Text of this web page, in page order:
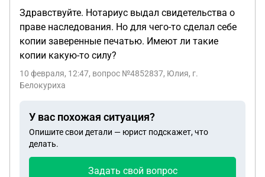
Здравствуйте. Нотариус выдал свидетельства о
праве наследования. Но для чего-то сделал себе
копии заверенные печатью. Имеют ли такие
копии какую-то силу?
10 февраля, 12:47, вопрос №4852837, Юлия, г.
Белокуриха
У вас похожая ситуация?
Опишите свои детали — юрист подскажет, что
делать.
Задать свой вопрос